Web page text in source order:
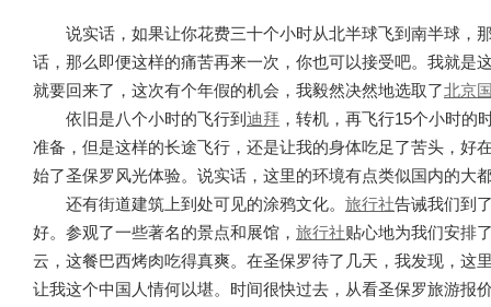
说实话，如果让你花费三十个小时从北半球飞到南半球，
话，那么即便这样的痛苦再来一次，你也可以接受吧。我就是
就要回来了，这次有个年假的机会，我毅然决然地选取了北京
依旧是八个小时的飞行到 迪拜 ，转机，再飞行15个小时
准备，但是这样的长途飞行，还是让我的身体吃足了苦头，好
始了圣保罗风光体验。说实话，这里的环境有点类似国内的大
还有街道建筑上到处可见的涂鸦文化。 旅行社告诫我们到
好。参观了一些著名的景点和展馆， 旅行社贴心地为我们安排
云，这餐巴西烤肉吃得真爽。在圣保罗待了几天，我发现，这
让我这个中国人情何以堪。时间很快过去，从看圣保罗旅游报